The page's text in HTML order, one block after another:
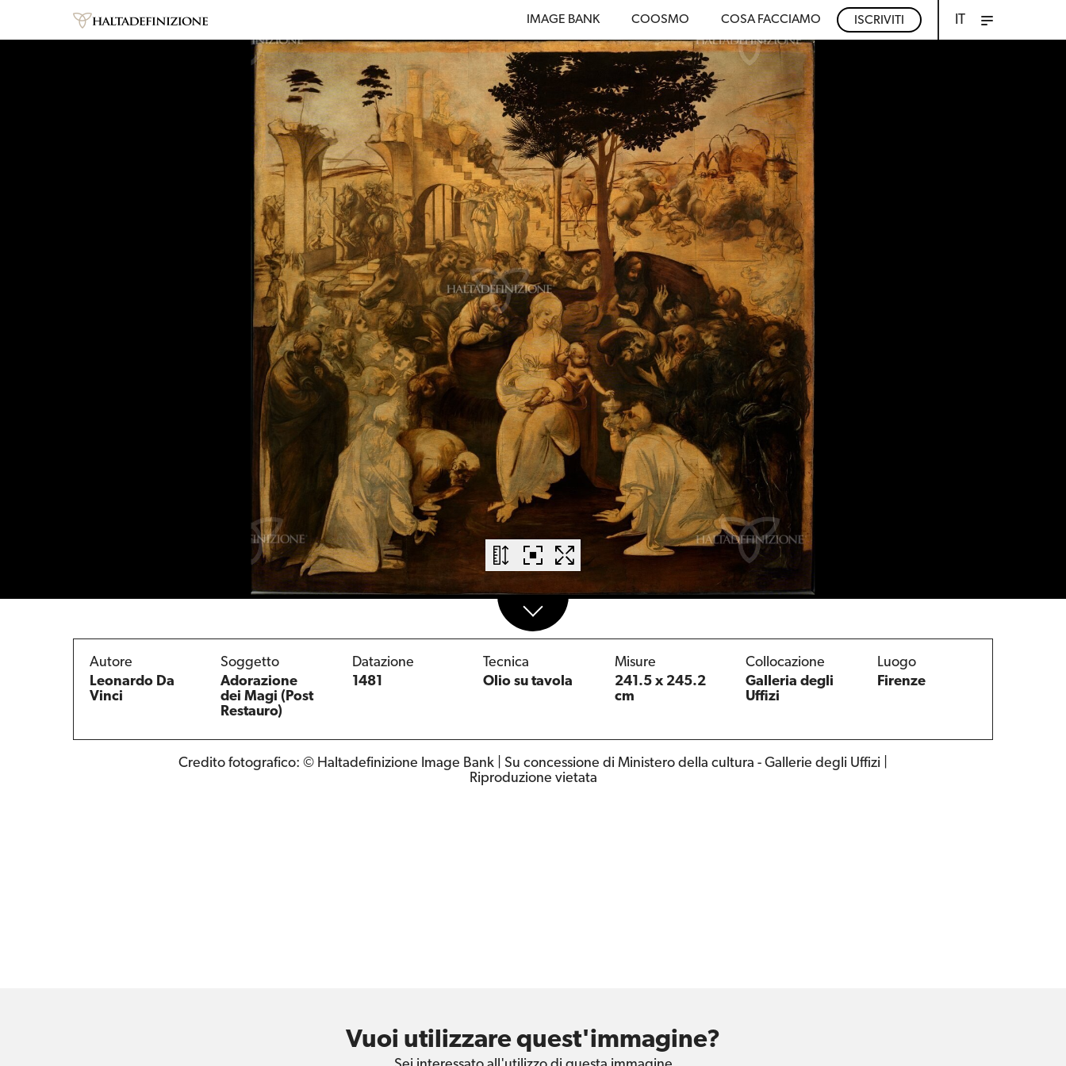
IMAGE BANK COOSMO COSA FACCIAMO ISCRIVITI IT
Autore
Leonardo Da
Vinci
Soggetto
Adorazione
dei Magi (Post
Restauro)
Datazione
1481
Tecnica
Olio su tavola
Misure
241.5 x 245.2
cm
Collocazione
Galleria degli
Uffizi
Luogo
Firenze
Credito fotografico: © Haltadefinizione Image Bank | Su concessione di Ministero della cultura - Gallerie degli Uffizi |
Riproduzione vietata
Vuoi utilizzare quest'immagine?